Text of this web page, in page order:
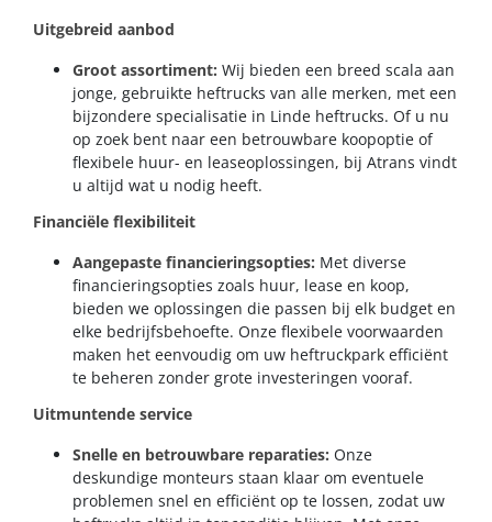
Uitgebreid aanbod
Groot assortiment: Wij bieden een breed scala aan
jonge, gebruikte heftrucks van alle merken, met een
bijzondere specialisatie in Linde heftrucks. Of u nu
op zoek bent naar een betrouwbare koopoptie of
flexibele huur- en leaseoplossingen, bij Atrans vindt
u altijd wat u nodig heeft.
Financiële flexibiliteit
Aangepaste financieringsopties: Met diverse
financieringsopties zoals huur, lease en koop,
bieden we oplossingen die passen bij elk budget en
elke bedrijfsbehoefte. Onze flexibele voorwaarden
maken het eenvoudig om uw heftruckpark efficiënt
te beheren zonder grote investeringen vooraf.
Uitmuntende service
Snelle en betrouwbare reparaties: Onze
deskundige monteurs staan klaar om eventuele
problemen snel en efficiënt op te lossen, zodat uw